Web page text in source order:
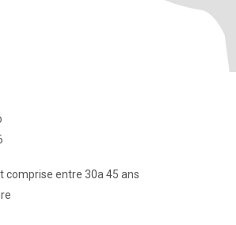
comprise entre 30a 45 ans